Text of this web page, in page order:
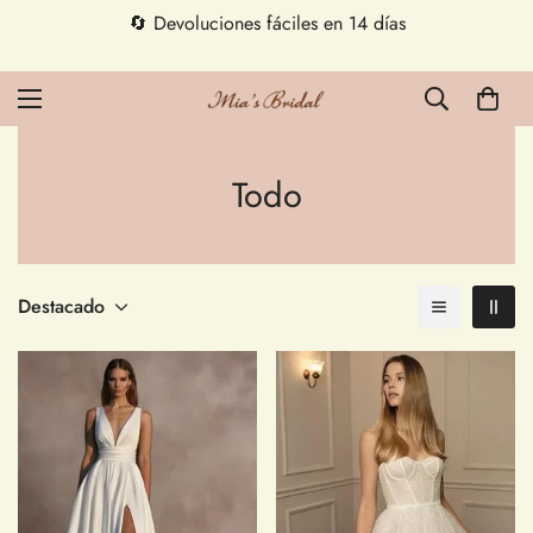
🔄 Devoluciones fáciles en 14 días
Todo
Destacado